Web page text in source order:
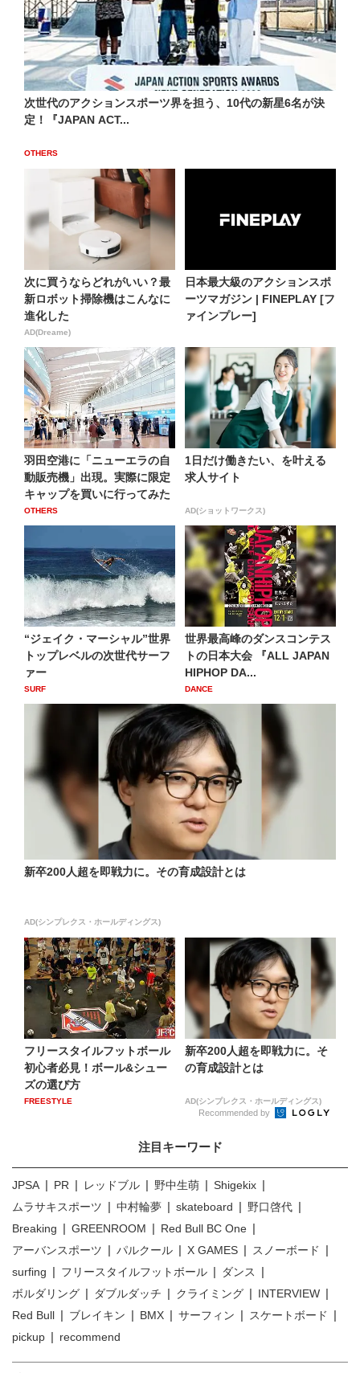
次世代のアクションスポーツ界を担う、10代の新星6名が決
定！『JAPAN ACT...
OTHERS
次に買うならどれがいい？最
新ロボット掃除機はこんなに
進化した
AD(Dreame)
日本最大級のアクションスポ
ーツマガジン | FINEPLAY [フ
ァインプレー]
羽田空港に「ニューエラの自
動販売機」出現。実際に限定
キャップを買いに行ってみた
OTHERS
1日だけ働きたい、を叶える
求人サイト
AD(ショットワークス)
“ジェイク・マーシャル”世界
トップレベルの次世代サーフ
ァー
SURF
世界最高峰のダンスコンテス
トの日本大会 『ALL JAPAN
HIPHOP DA...
DANCE
新卒200人超を即戦力に。その育成設計とは
AD(シンプレクス・ホールディングス)
フリースタイルフットボール
初心者必見！ボール&シュー
ズの選び方
FREESTYLE
新卒200人超を即戦力に。そ
の育成設計とは
AD(シンプレクス・ホールディングス)
Recommended by
注目キーワード
JPSA PR レッドブル 野中生萌
Shigekix
ムラサキスポーツ
中村輪夢 skateboard
野口啓代
Breaking
GREENROOM
Red Bull BC One
アーバンスポーツ
パルクール X GAMES
スノーボード
surfing
フリースタイルフットボール
ダンス
ボルダリング
ダブルダッチ クライミング
INTERVIEW
Red Bull
ブレイキン BMX サーフィン
スケートボード
pickup
recommend